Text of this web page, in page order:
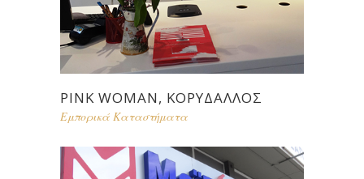
PINK WOMAN, ΚΟΡΥΔΑΛΛΌΣ
Εμπορικά Καταστήματα